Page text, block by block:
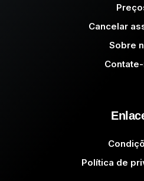
Cancelar
Sobre
Política de